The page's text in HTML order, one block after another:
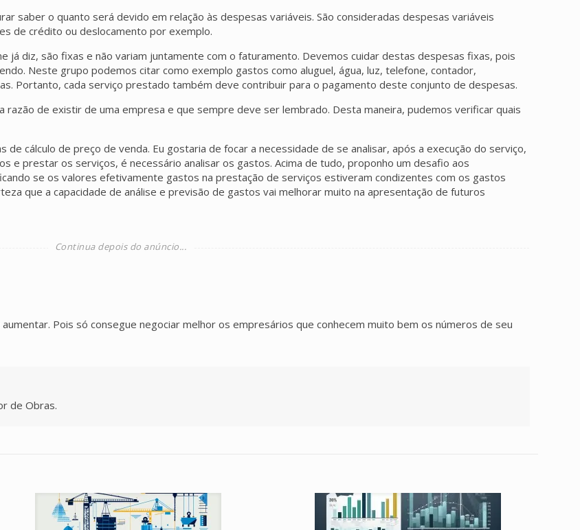
saber o quanto será devido em relação às despesas variáveis. São consideradas despesas variáveis
de crédito ou deslocamento por exemplo.
já diz, são fixas e não variam juntamente com o faturamento. Devemos cuidar destas despesas fixas, pois
Neste grupo podemos citar como exemplo gastos como aluguel, água, luz, telefone, contador,
Portanto, cada serviço prestado também deve contribuir para o pagamento deste conjunto de despesas.
razão de existir de uma empresa e que sempre deve ser lembrado. Desta maneira, pudemos verificar quais
cálculo de preço de venda. Eu gostaria de focar a necessidade de se analisar, após a execução do serviço,
e prestar os serviços, é necessário analisar os gastos. Acima de tudo, proponho um desafio aos
se os valores efetivamente gastos na prestação de serviços estiveram condizentes com os gastos
que a capacidade de análise e previsão de gastos vai melhorar muito na apresentação de futuros
Pois só consegue negociar melhor os empresários que conhecem muito bem os números de seu
de Obras.